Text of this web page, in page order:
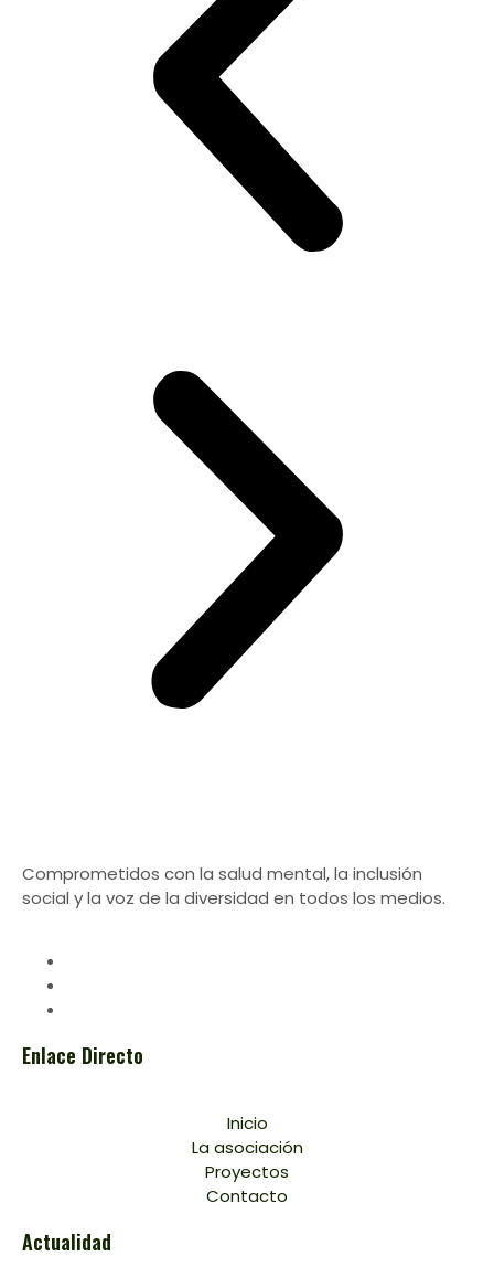
Comprometidos con la salud mental, la inclusión
social y la voz de la diversidad en todos los medios.
Enlace Directo
Inicio
La asociación
Proyectos
Contacto
Actualidad